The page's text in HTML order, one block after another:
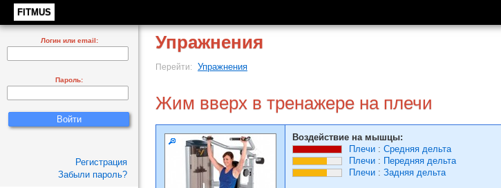
FITMUS
Упражнения
Перейти: Упражнения
Жим вверх в тренажере на плечи
Воздействие на мышцы:
Плечи : Средняя дельта
Плечи : Передняя дельта
Плечи : Задняя дельта
Логин или email:
Пароль:
Регистрация
Забыли пароль?